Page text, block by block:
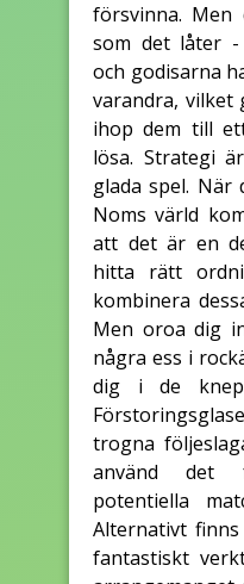
försvinna.
som det låter -
och godisarna
varandra, vilket
ihop dem till
lösa. Strategi
glada spel. När
Noms värld
att det är en
hitta rätt
kombinera
Men oroa dig
några ess i
dig i de
trogna
använd det
potentiella
Alternativt
fantastiskt